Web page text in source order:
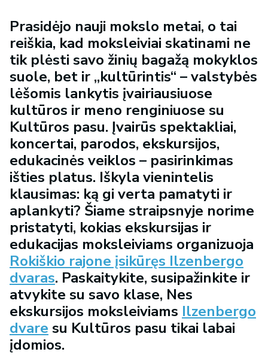
Prasidėjo nauji mokslo metai, o tai
reiškia, kad moksleiviai skatinami ne
tik plėsti savo žinių bagažą mokyklos
suole, bet ir „kultūrintis“ – valstybės
lėšomis lankytis įvairiausiuose
kultūros ir meno renginiuose su
Kultūros pasu. Įvairūs spektakliai,
koncertai, parodos, ekskursijos,
edukacinės veiklos – pasirinkimas
išties platus. Iškyla vienintelis
klausimas: ką gi verta pamatyti ir
aplankyti? Šiame straipsnyje norime
pristatyti, kokias ekskursijas ir
edukacijas moksleiviams organizuoja
Rokiškio rajone įsikūręs Ilzenbergo
dvaras. Paskaitykite, susipažinkite ir
atvykite su savo klase, Nes
ekskursijos moksleiviams Ilzenbergo
dvare su Kultūros pasu tikai labai
įdomios.